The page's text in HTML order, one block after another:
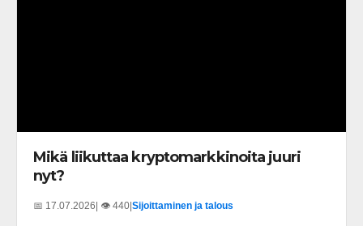
Mikä liikuttaa kryptomarkkinoita juuri
nyt?
📅 17.07.2026| 👁️ 440|Sijoittaminen ja talous